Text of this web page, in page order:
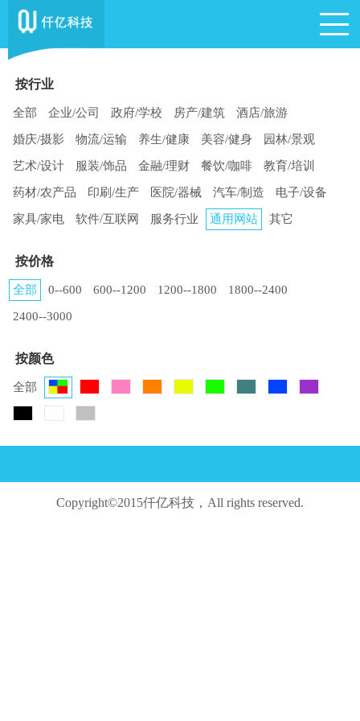
按行业
全部 企业/公司 政府/学校 房产/建筑 酒店/旅游
婚庆/摄影 物流/运输 养生/健康 美容/健身 园林/景观
艺术/设计 服装/饰品 金融/理财 餐饮/咖啡 教育/培训
药材/农产品 印刷/生产 医院/器械 汽车/制造 电子/设备
家具/家电 软件/互联网 服务行业 通用网站 其它
按价格
全部 0--600 600--1200 1200--1800 1800--2400
2400--3000
按颜色
全部
Copyright©2015仟亿科技，All rights reserved.